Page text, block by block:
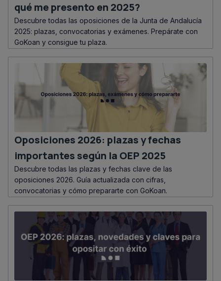
qué me presento en 2025?
Descubre todas las oposiciones de la Junta de Andalucía
2025: plazas, convocatorias y exámenes. Prepárate con
GoKoan y consigue tu plaza.
Oposiciones 2026: plazas y fechas
importantes según la OEP 2025
Descubre todas las plazas y fechas clave de las
oposiciones 2026. Guía actualizada con cifras,
convocatorias y cómo prepararte con GoKoan.